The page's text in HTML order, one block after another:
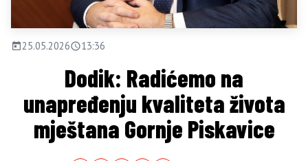
25.05.2026 13:36
Dodik: Radićemo na
unapređenju kvaliteta života
mještana Gornje Piskavice